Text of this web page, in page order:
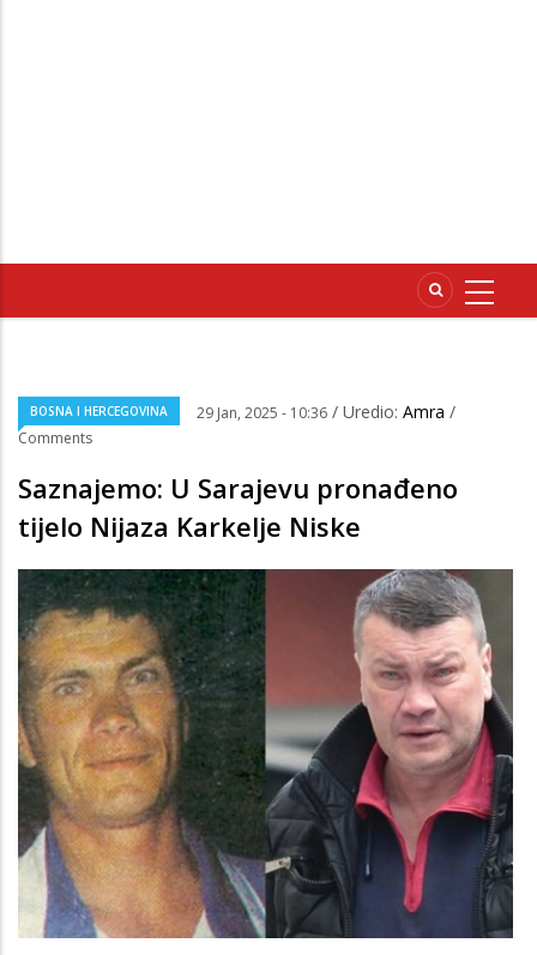
BOSNA I HERCEGOVINA 29 Jan, 2025 - 10:36 / Uredio: Amra /
Comments
Saznajemo: U Sarajevu pronađeno
tijelo Nijaza Karkelje Niske